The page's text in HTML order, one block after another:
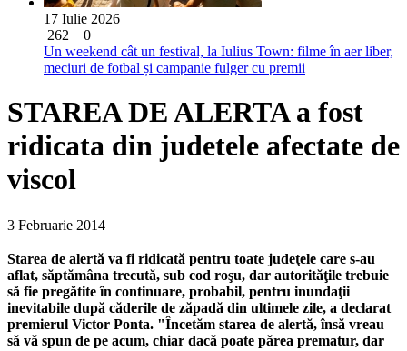
17 Iulie 2026
262
0
Un weekend cât un festival, la Iulius Town: filme în aer liber,
meciuri de fotbal și campanie fulger cu premii
STAREA DE ALERTA a fost
ridicata din judetele afectate de
viscol
3 Februarie 2014
Starea de alertă va fi ridicată pentru toate judeţele care s-au
aflat, săptămâna trecută, sub cod roşu, dar autorităţile trebuie
să fie pregătite în continuare, probabil, pentru inundaţii
inevitabile după căderile de zăpadă din ultimele zile, a declarat
premierul Victor Ponta. "Încetăm starea de alertă, însă vreau
să vă spun de pe acum, chiar dacă poate părea prematur, dar